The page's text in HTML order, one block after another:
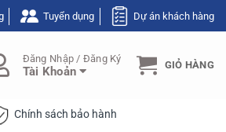
Tuyển dụng Dự án khách hàng
Đăng Nhập / Đăng Ký
Tài Khoản GIỎ HÀNG
Chính sách bảo hành